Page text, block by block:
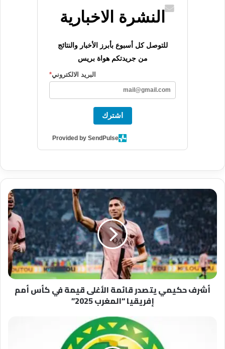
النشرة الاخبارية
للتوصل كل أسبوع بأبرز الأخبار والنتائج
من جريدتكم هواة بريس
البريد الالكتروني*
اشترك
Provided by SendPulse
أ
ش
ر
ف
ك
ي
م
ي
أشرف حكيمي يتصدر قائمة الأغلى قيمة في كأس أمم
إفريقيا “المغرب 2025”